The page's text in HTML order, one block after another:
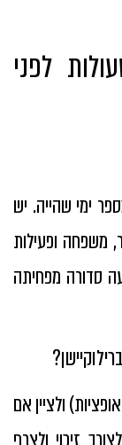
לפני
ימי שהייה. יש
משפחה ופעילות
סדורה מפחיתה
ולציין אם